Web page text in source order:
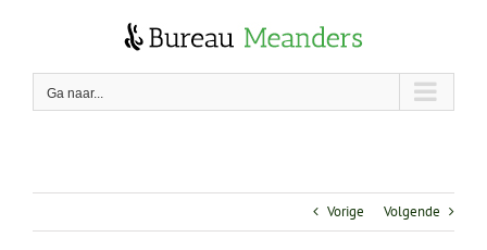
Ga naar...
Vorige Volgende